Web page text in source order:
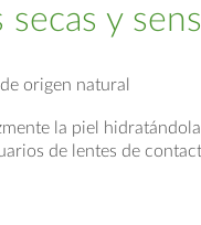
secas y
origen natural
la piel
de lentes de